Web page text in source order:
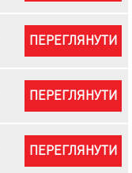
ПЕРЕГЛЯНУТИ
ПЕРЕГЛЯНУТИ
ПЕРЕГЛЯНУТИ